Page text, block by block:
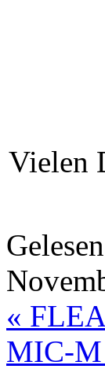
Vielen
Gelesen
«
MIC-M